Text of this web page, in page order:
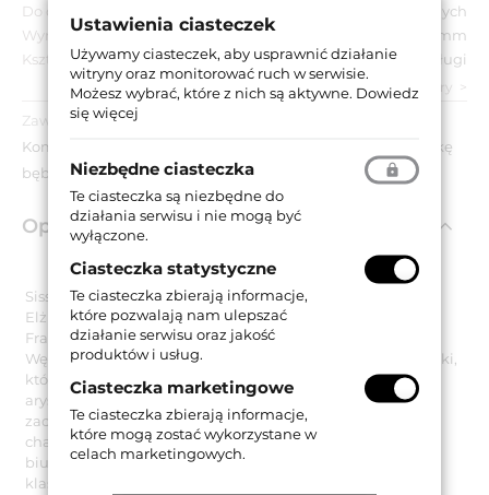
Do drzwi:
Wewnętrznych
Wymiar szyldu:
50x275 mm
Kształt szyldu:
Długi
zobacz wszystkie parametry
Zawartość opakowania:
Komplet klamek na długich szyldach z otworem na wkładkę
bębenkową, akcesoria montażowe.
Opis produktu
Sissi to pseudonim legendarnej bawarskiej księżniczki
Elżbiety Amalii Eugenii von Wittelsbach, która po ślubie z
Franciszkiem Józefem została cesarzową Austrii i królową
Węgier. Tą samą nazwę nosi także model luksusowej klamki,
której wzornictwo nawiązuje do stylu typowego dla
arystokratycznych rezydencji i pałaców środkowej oraz
zachodniej Europy. Klamka Sissi podkreśli luksusowy
charakter każdego stylowego apartamentu, gabinetu, czy
biura należącego do firmy lub osoby prywatnej, ceniącej
klasyczne i uniwersalne kanony wystroju wnętrz.
Ustawienia ciasteczek
Używamy ciasteczek, aby usprawnić działanie
witryny oraz monitorować ruch w serwisie.
Możesz wybrać, które z nich są aktywne. Dowiedz
się więcej
Niezbędne ciasteczka
Te ciasteczka są niezbędne do
działania serwisu i nie mogą być
wyłączone.
Ciasteczka statystyczne
Te ciasteczka zbierają informacje,
które pozwalają nam ulepszać
działanie serwisu oraz jakość
produktów i usług.
Ciasteczka marketingowe
Te ciasteczka zbierają informacje,
które mogą zostać wykorzystane w
celach marketingowych.